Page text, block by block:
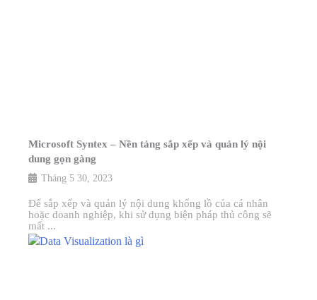
Microsoft Syntex – Nền tảng sắp xếp và quản lý nội
dung gọn gàng
Tháng 5 30, 2023
Để sắp xếp và quản lý nội dung khổng lồ của cá nhân
hoặc doanh nghiệp, khi sử dụng biện pháp thủ công sẽ
mất ...